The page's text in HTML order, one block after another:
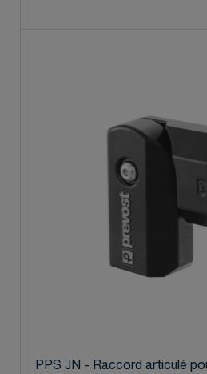
PPS JN - Raccord articulé